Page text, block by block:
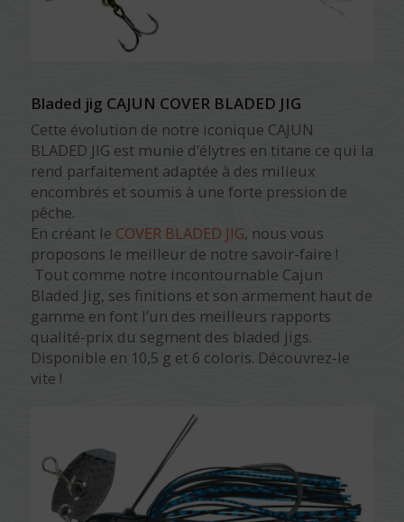
Bladed jig CAJUN COVER BLADED JIG
Cette évolution de notre iconique CAJUN
BLADED JIG est munie d’élytres en titane ce qui la
rend parfaitement adaptée à des milieux
encombrés et soumis à une forte pression de
pêche.
En créant le COVER BLADED JIG, nous vous
proposons le meilleur de notre savoir-faire !
Tout comme notre incontournable Cajun
Bladed Jig, ses finitions et son armement haut de
gamme en font l’un des meilleurs rapports
qualité-prix du segment des bladed jigs.
Disponible en 10,5 g et 6 coloris. Découvrez-le
vite !